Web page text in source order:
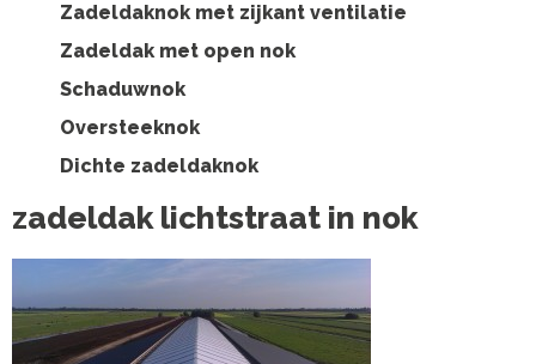
Zadeldaknok met zijkant ventilatie
Zadeldak met open nok
Schaduwnok
Oversteeknok
Dichte zadeldaknok
zadeldak lichtstraat in nok